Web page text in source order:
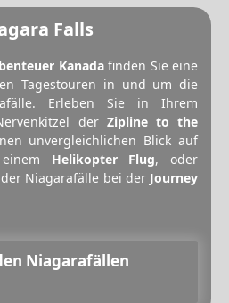
Falls
Kanadafinden Sie eine
Tagestouren in und um die
Erleben Sie in Ihrem
der Zipline to the
unvergleichlichen Blick auf
Helikopter Flug, oder
Niagarafälle bei der Journey
Niagarafällen